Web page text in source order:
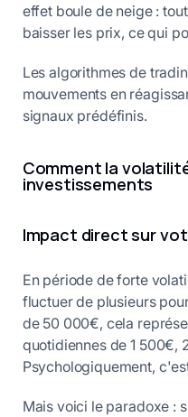
effet boule de neige :
baisser les prix, ce qui
Les algorithmes de
mouvements en
signaux prédéfinis.
Comment la
investissements
Impact direct sur
En période de forte
fluctuer de plusieurs
de 50 000€, cela
quotidiennes de 1 500€,
Psychologiquement,
Mais voici le paradoxe :